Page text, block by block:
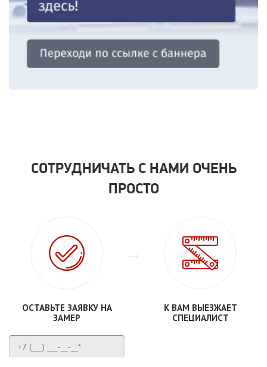
СОТРУДНИЧАТЬ С НАМИ ОЧЕНЬ
ПРОСТО
ОСТАВЬТЕ ЗАЯВКУ НА
ЗАМЕР
К ВАМ ВЫЕЗЖАЕТ
СПЕЦИАЛИСТ